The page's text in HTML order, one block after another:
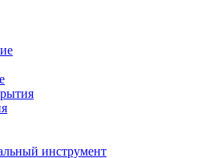
инструмент